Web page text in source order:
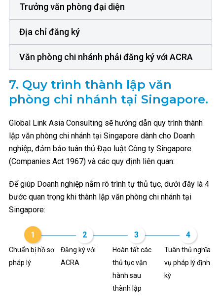
Trưởng văn phòng đại diện
Địa chỉ đăng ký
Văn phòng chi nhánh phải đăng ký với ACRA
7. Quy trình thành lập văn
phòng chi nhánh tại Singapore.
Global Link Asia Consulting sẽ hướng dẫn quy trình thành
lập văn phòng chi nhánh tại Singapore dành cho Doanh
nghiệp, đảm bảo tuân thủ Đạo luật Công ty Singapore
(Companies Act 1967) và các quy định liên quan:
Để giúp Doanh nghiệp nắm rõ trình tự thủ tục, dưới đây là 4
bước quan trọng khi thành lập văn phòng chi nhánh tại
Singapore:
1
Chuẩn bị hồ sơ
pháp lý
2
Đăng ký với
ACRA
3
Hoàn tất các
thủ tục vận
hành sau
thành lập
4
Tuân thủ nghĩa
vụ pháp lý định
kỳ